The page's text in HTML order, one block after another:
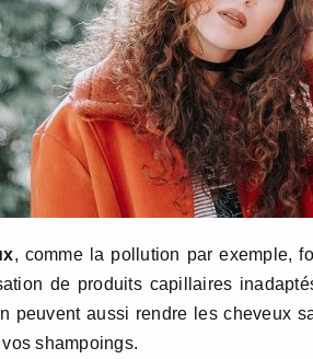
, comme la pollution par exemple,
de produits capillaires
peuvent aussi rendre les cheveux
shampoings.